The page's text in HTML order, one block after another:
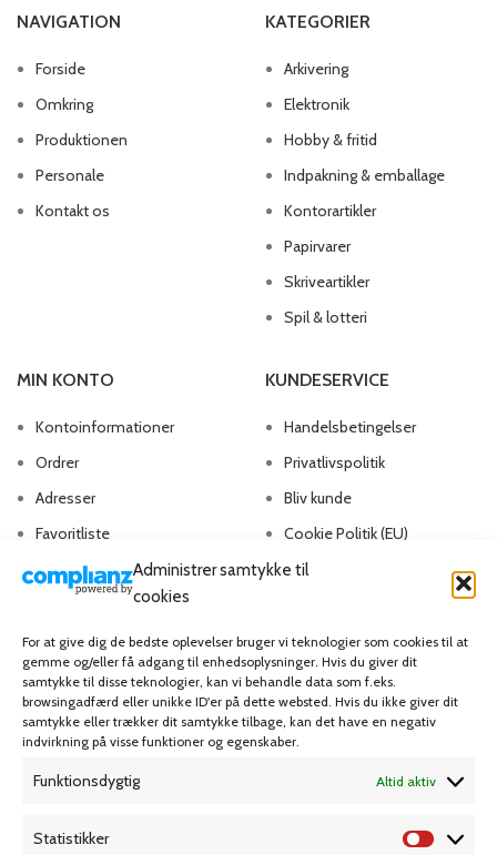
Administrer samtykke til
cookies
For at give dig de bedste oplevelser bruger vi teknologier som cookies til at
gemme og/eller få adgang til enhedsoplysninger. Hvis du giver dit
samtykke til disse teknologier, kan vi behandle data som f.eks.
browsingadfærd eller unikke ID'er på dette websted. Hvis du ikke giver dit
samtykke eller trækker dit samtykke tilbage, kan det have en negativ
indvirkning på visse funktioner og egenskaber.
Funktionsdygtig Altid aktiv
Statistikker
NAVIGATION
Forside
Omkring
Produktionen
Personale
Kontakt os
KATEGORIER
Arkivering
Elektronik
Hobby & fritid
Indpakning & emballage
Kontorartikler
Papirvarer
Skriveartikler
Spil & lotteri
MIN KONTO
Kontoinformationer
Ordrer
Adresser
Favoritliste
KUNDESERVICE
Handelsbetingelser
Privatlivspolitik
Bliv kunde
Cookie Politik (EU)
Grafisk forlag